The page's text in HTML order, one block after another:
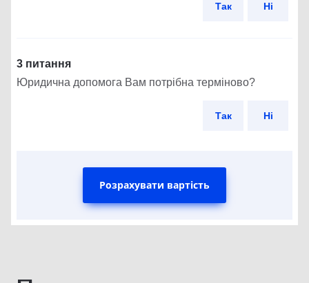
Так Ні
3 питання
Юридична допомога Вам потрібна терміново?
Так Ні
Розрахувати вартість